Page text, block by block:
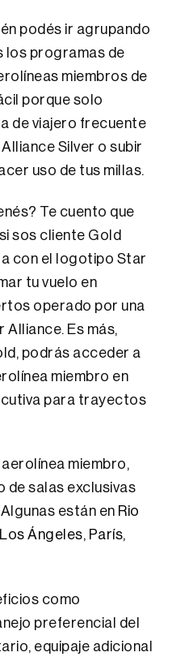
podés ir agrupando
los programas de
miembros de
porque solo
de viajero frecuente
Silver o subir
uso de tus millas.
Te cuento que
sos cliente Gold
con el logotipo Star
tu vuelo en
operado por una
Alliance. Es más,
podrás acceder a
miembro en
para trayectos
miembro,
de salas exclusivas
están en Rio
Los Ángeles, París,
como
preferencial del
equipaje adicional